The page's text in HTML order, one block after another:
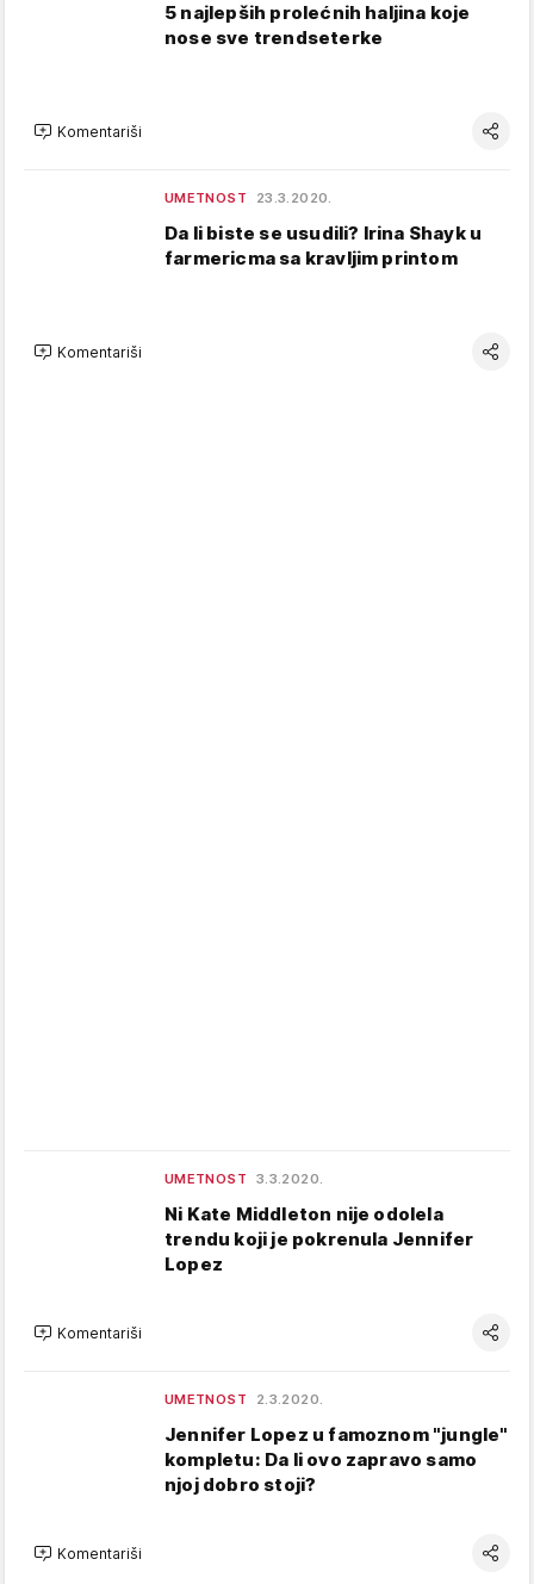
5 najlepših prolećnih haljina koje
nose sve trendseterke
Komentariši
UMETNOST 23.3.2020.
Da li biste se usudili? Irina Shayk u
farmericma sa kravljim printom
Komentariši
UMETNOST 3.3.2020.
Ni Kate Middleton nije odolela
trendu koji je pokrenula Jennifer
Lopez
Komentariši
UMETNOST 2.3.2020.
Jennifer Lopez u famoznom "jungle"
kompletu: Da li ovo zapravo samo
njoj dobro stoji?
Komentariši